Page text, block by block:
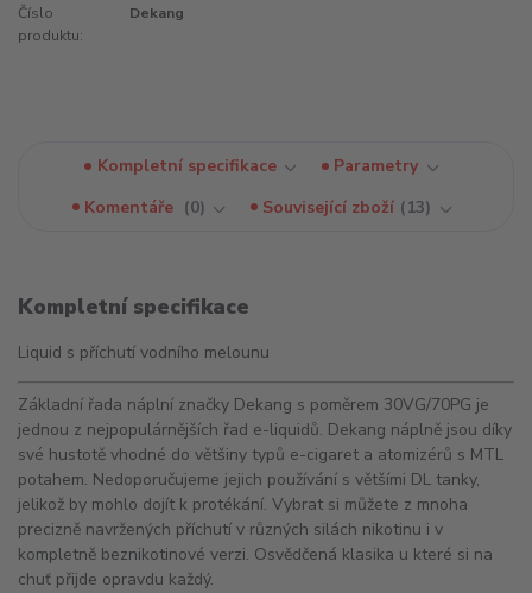
Číslo
produktu:
Dekang
Kompletní specifikace
Parametry
Komentáře
0 Související zboží 13
Kompletní specifikace
Liquid s příchutí vodního melounu
Základní řada náplní značky Dekang s poměrem 30VG/70PG je
jednou z nejpopulárnějších řad e-liquidů. Dekang náplně jsou díky
své hustotě vhodné do většiny typů e-cigaret a atomizérů s MTL
potahem. Nedoporučujeme jejich používání s většími DL tanky,
jelikož by mohlo dojít k protékání. Vybrat si můžete z mnoha
precizně navržených příchutí v různých silách nikotinu i v
kompletně beznikotinové verzi. Osvědčená klasika u které si na
chuť přijde opravdu každý.